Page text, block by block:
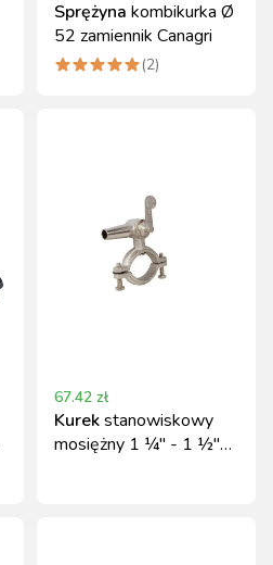
Sprężyna kombikurka Ø
52 zamiennik Canagri
(2)
67.42 zł
Kurekstanowiskowy
mosiężny 1 ¼" - 1 ½"